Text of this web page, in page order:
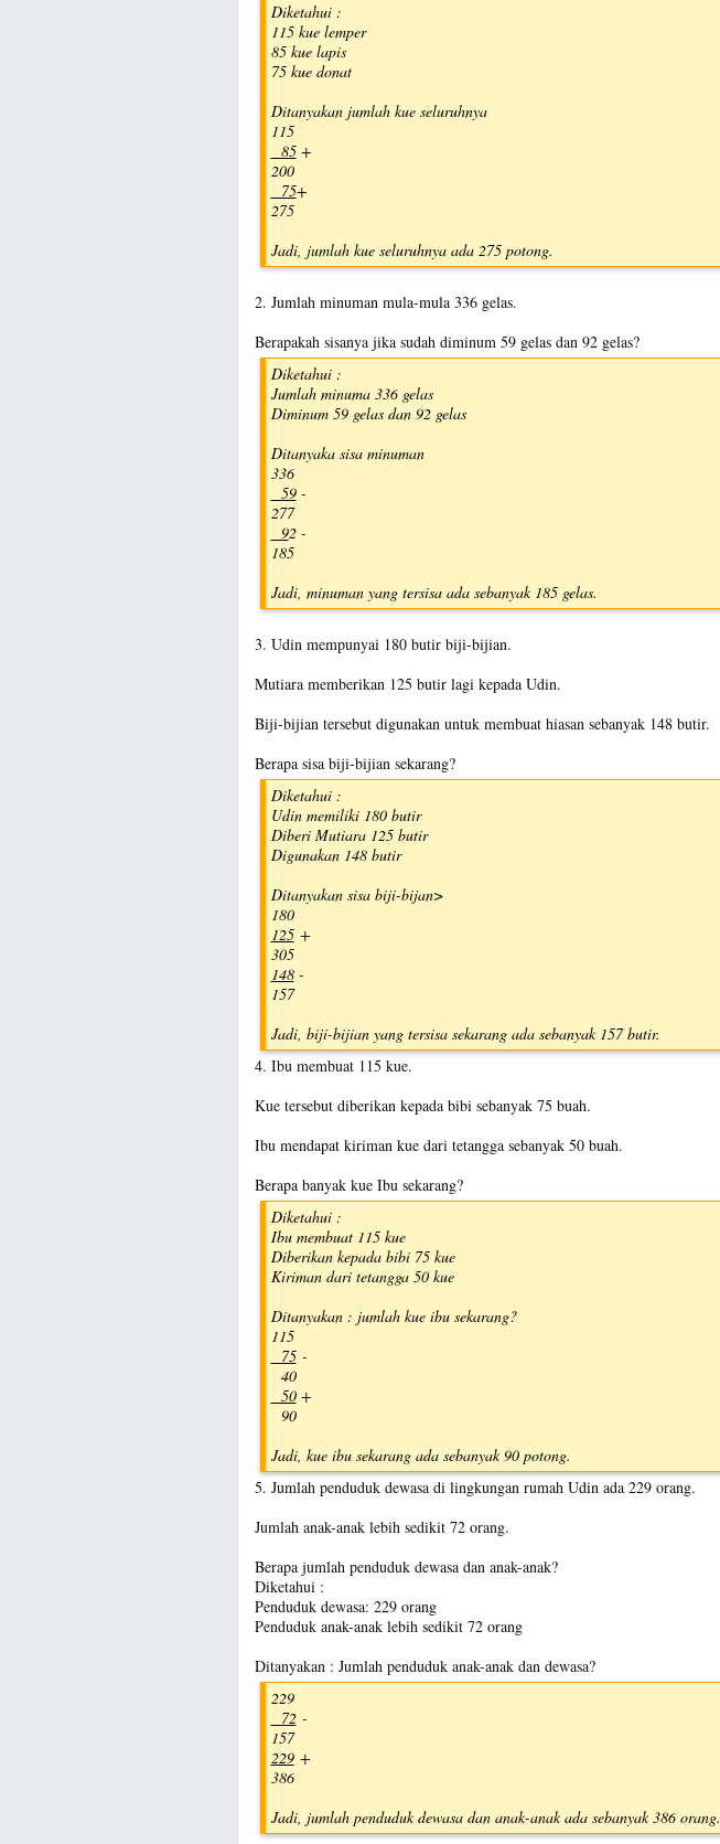
Diketahui :
115 kue lemper
85 kue lapis
75 kue donat
Ditanyakan jumlah kue seluruhnya
115
85+
200
75+
275
Jadi, jumlah kue seluruhnya ada 275 potong.
2. Jumlah minuman mula-mula 336 gelas.
Berapakah sisanya jika sudah diminum 59 gelas dan 92 gelas?
Diketahui :
Jumlah minuma 336 gelas
Diminum 59 gelas dan 92 gelas
Ditanyaka sisa minuman
336
59-
277
92 -
185
Jadi, minuman yang tersisa ada sebanyak 185 gelas.
3. Udin mempunyai 180 butir biji-bijian.
Mutiara memberikan 125 butir lagi kepada Udin.
Biji-bijian tersebut digunakan untuk membuat hiasan sebanyak 148 butir.
Berapa sisa biji-bijian sekarang?
Diketahui :
Udin memiliki 180 butir
Diberi Mutiara 125 butir
Digunakan 148 butir
Ditanyakan sisa biji-bijan>
180
125+
305
148-
157
Jadi, biji-bijian yang tersisa sekarang ada sebanyak 157 butir.
4. Ibu membuat 115 kue.
Kue tersebut diberikan kepada bibi sebanyak 75 buah.
Ibu mendapat kiriman kue dari tetangga sebanyak 50 buah.
Berapa banyak kue Ibu sekarang?
Diketahui :
Ibu membuat 115 kue
Diberikan kepada bibi 75 kue
Kiriman dari tetangga 50 kue
Ditanyakan : jumlah kue ibu sekarang?
115
75-
40
50+
90
Jadi, kue ibu sekarang ada sebanyak 90 potong.
5. Jumlah penduduk dewasa di lingkungan rumah Udin ada 229 orang.
Jumlah anak-anak lebih sedikit 72 orang.
Berapa jumlah penduduk dewasa dan anak-anak?
Diketahui :
Penduduk dewasa: 229 orang
Penduduk anak-anak lebih sedikit 72 orang
Ditanyakan : Jumlah penduduk anak-anak dan dewasa?
229
72-
157
229+
386
Jadi, jumlah penduduk dewasa dan anak-anak ada sebanyak 386 orang.